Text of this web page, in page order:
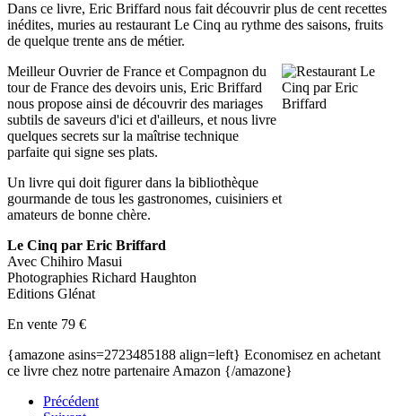
Dans ce livre, Eric Briffard nous fait découvrir plus de cent recettes
inédites, muries au restaurant Le Cinq au rythme des saisons, fruits
de quelque trente ans de métier.
Meilleur Ouvrier de France et Compagnon du
tour de France des devoirs unis, Eric Briffard
nous propose ainsi de découvrir des mariages
subtils de saveurs d'ici et d'ailleurs, et nous livre
quelques secrets sur la maîtrise technique
parfaite qui signe ses plats.
Un livre qui doit figurer dans la bibliothèque
gourmande de tous les gastronomes, cuisiniers et
amateurs de bonne chère.
Le Cinq par Eric Briffard
Avec Chihiro Masui
Photographies Richard Haughton
Editions Glénat
En vente 79 €
{amazone asins=2723485188 align=left} Economisez en achetant
ce livre chez notre partenaire Amazon {/amazone}
Précédent